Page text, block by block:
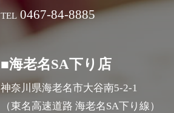
TEL 0467-84-8885
■海老名SA下り店
神奈川県海老名市大谷南5-2-1
（東名高速道路 海老名SA下り線）